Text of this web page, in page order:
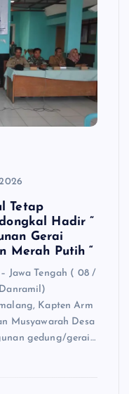
Tetap
Hadir ”
Gerai
Merah Putih “
Jawa Tengah ( 08 /
Kapten Arm
Musyawarah Desa
gedung/gerai…